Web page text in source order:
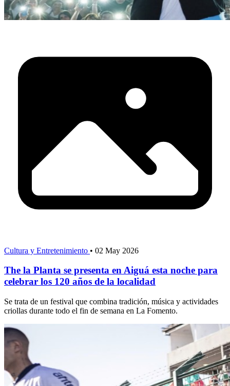
Cultura y Entretenimiento • 02 May 2026
The la Planta se presenta en Aiguá esta noche para
celebrar los 120 años de la localidad
Se trata de un festival que combina tradición, música y actividades
criollas durante todo el fin de semana en La Fomento.